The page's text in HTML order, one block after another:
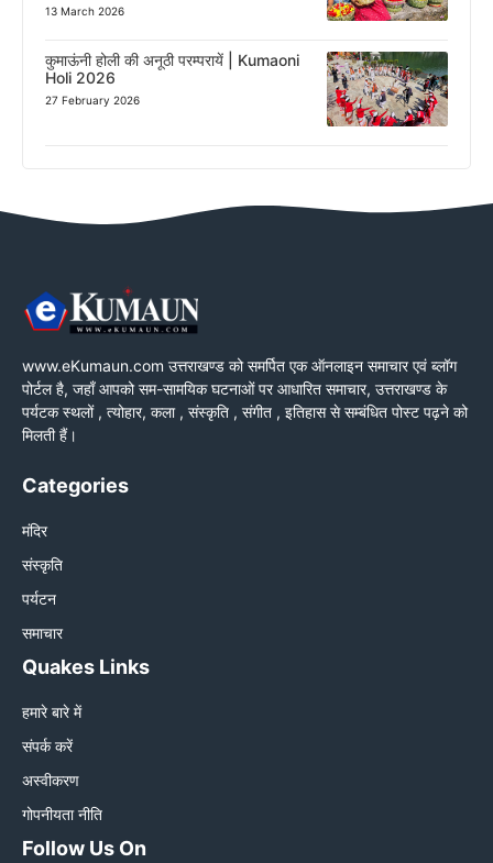
13 March 2026
कुमाऊंनी होली की अनूठी परम्परायें | Kumaoni
Holi 2026
27 February 2026
www.eKumaun.com उत्तराखण्ड को समर्पित एक ऑनलाइन समाचार एवं ब्लॉग
पोर्टल है, जहाँ आपको सम-सामयिक घटनाओं पर आधारित समाचार, उत्तराखण्ड के
पर्यटक स्थलों , त्योहार, कला , संस्कृति , संगीत , इतिहास से सम्बंधित पोस्ट पढ़ने को
मिलती हैं।
Categories
मंदिर
संस्कृति
पर्यटन
समाचार
Quakes Links
हमारे बारे में
संपर्क करें
अस्वीकरण
गोपनीयता नीति
Follow Us On